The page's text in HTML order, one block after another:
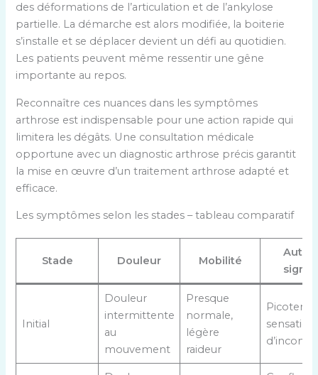
des déformations de l’articulation et de l’ankylose
partielle. La démarche est alors modifiée, la boiterie
s’installe et se déplacer devient un défi au quotidien.
Les patients peuvent même ressentir une gêne
importante au repos.
Reconnaître ces nuances dans les symptômes
arthrose est indispensable pour une action rapide qui
limitera les dégâts. Une consultation médicale
opportune avec un diagnostic arthrose précis garantit
la mise en œuvre d’un traitement arthrose adapté et
efficace.
Les symptômes selon les stades – tableau comparatif
Stade Douleur Mobilité
Initial
Douleur
intermittente
au
mouvement
Presque
normale,
légère
raideur
sensation